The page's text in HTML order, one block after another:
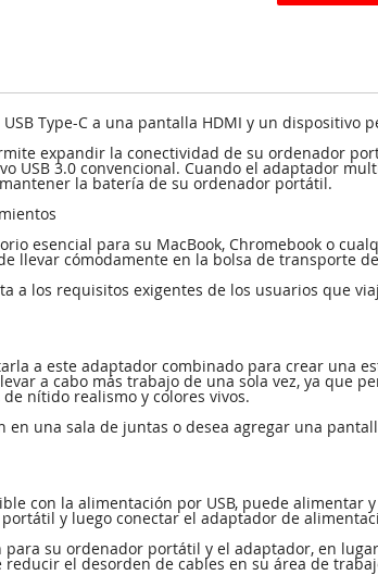
Type-C a una pantalla HDMI y un dispositivo
expandir la conectividad de su ordenador
USB 3.0 convencional. Cuando el adaptador
la batería de su ordenador portátil.
esencial para su MacBook, Chromebook o
llevar cómodamente en la bolsa de transporte
a los requisitos exigentes de los usuarios que
a este adaptador combinado para crear
a cabo más trabajo de una sola vez, ya que
nítido realismo y colores vivos.
en una sala de juntas o desea agregar una
con la alimentación por USB, puede
y luego conectar el adaptador de
su ordenador portátil y el adaptador, en
el desorden de cables en su área de